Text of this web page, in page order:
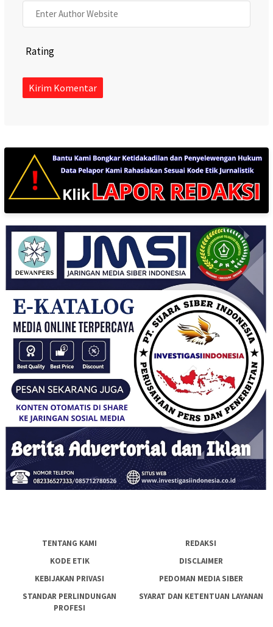
Rating
TENTANG KAMI
REDAKSI
KODE ETIK
DISCLAIMER
KEBIJAKAN PRIVASI
PEDOMAN MEDIA SIBER
STANDAR PERLINDUNGAN
PROFESI
SYARAT DAN KETENTUAN LAYANAN